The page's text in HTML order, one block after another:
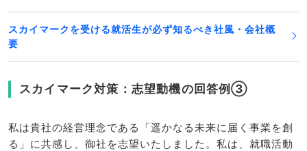
スカイマークを受ける就活生が必ず知るべき社風・会社概
要
スカイマーク対策：志望動機の回答例③
私は貴社の経営理念である「遥かなる未来に届く事業を創
る」に共感し、御社を志望いたしました。私は、就職活動